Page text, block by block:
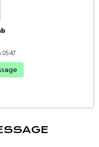
05:47